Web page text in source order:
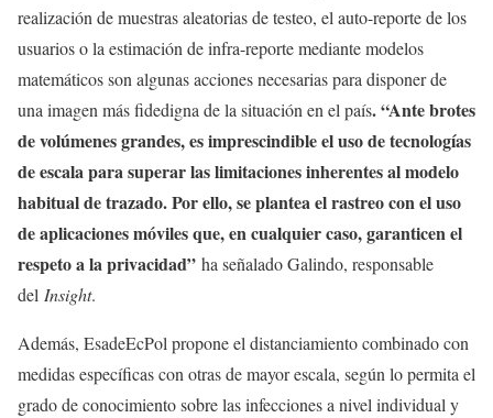
realización de muestras aleatorias de testeo, el auto-reporte de los
usuarios o la estimación de infra-reporte mediante modelos
matemáticos son algunas acciones necesarias para disponer de
una imagen más fidedigna de la situación en el país. “Ante brotes
de volúmenes grandes, es imprescindible el uso de tecnologías
de escala para superar las limitaciones inherentes al modelo
habitual de trazado. Por ello, se plantea el rastreo con el uso
de aplicaciones móviles que, en cualquier caso, garanticen el
respeto a la privacidad” ha señalado Galindo, responsable
del Insight.
Además, EsadeEcPol propone el distanciamiento combinado con
medidas específicas con otras de mayor escala, según lo permita el
grado de conocimiento sobre las infecciones a nivel individual y